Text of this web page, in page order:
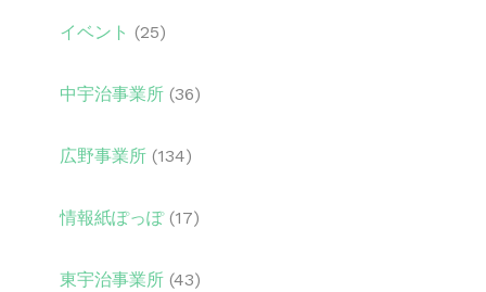
イベント (25)
中宇治事業所 (36)
広野事業所 (134)
情報紙ぽっぽ(17)
東宇治事業所 (43)